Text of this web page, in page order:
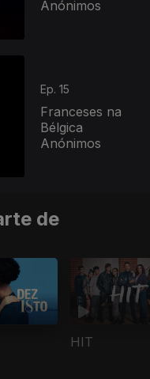
Anónimos
Ep. 15
Franceses na
Bélgica
Anónimos
de
HIT